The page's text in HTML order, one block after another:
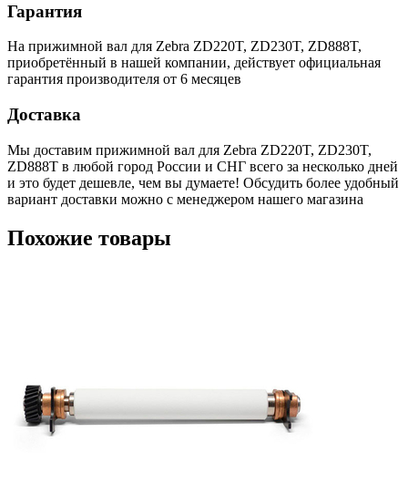
Гарантия
На прижимной вал для Zebra ZD220T, ZD230T, ZD888T,
приобретённый в нашей компании, действует официальная
гарантия производителя от 6 месяцев
Доставка
Мы доставим прижимной вал для Zebra ZD220T, ZD230T,
ZD888T в любой город России и СНГ всего за несколько дней
и это будет дешевле, чем вы думаете! Обсудить более удобный
вариант доставки можно с менеджером нашего магазина
Похожие товары